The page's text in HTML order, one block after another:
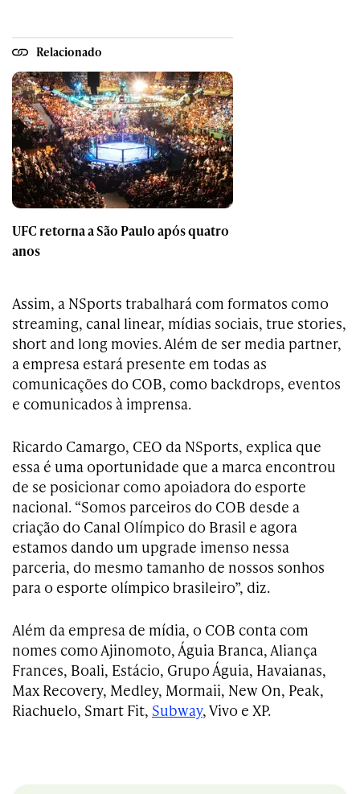
Relacionado
UFC retorna a São Paulo após quatro
anos
Assim, a NSports trabalhará com formatos como
streaming, canal linear, mídias sociais, true stories,
short and long movies. Além de ser media partner,
a empresa estará presente em todas as
comunicações do COB, como backdrops, eventos
e comunicados à imprensa.
Ricardo Camargo, CEO da NSports, explica que
essa é uma oportunidade que a marca encontrou
de se posicionar como apoiadora do esporte
nacional. “Somos parceiros do COB desde a
criação do Canal Olímpico do Brasil e agora
estamos dando um upgrade imenso nessa
parceria, do mesmo tamanho de nossos sonhos
para o esporte olímpico brasileiro”, diz.
Além da empresa de mídia, o COB conta com
nomes como Ajinomoto, Águia Branca, Aliança
Frances, Boali, Estácio, Grupo Águia, Havaianas,
Max Recovery, Medley, Mormaii, New On, Peak,
Riachuelo, Smart Fit, Subway, Vivo e XP.